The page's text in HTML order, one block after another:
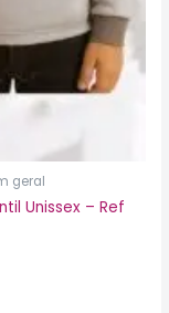
geral
Unissex – Ref